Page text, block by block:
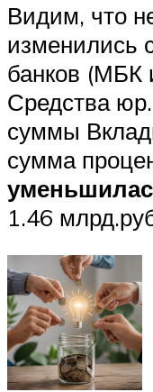
Видим, что
изменились
банков (МБК
Средства
суммы
сумма
1.46